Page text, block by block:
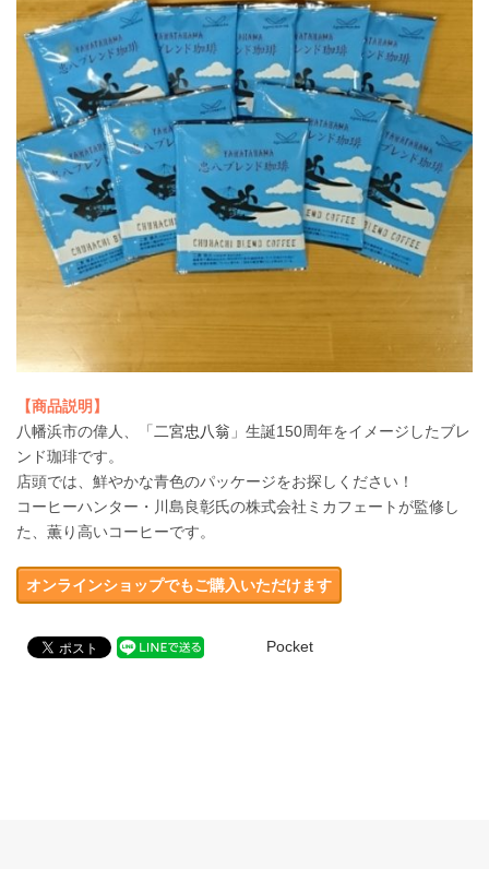
【商品説明】
八幡浜市の偉人、「 二宮忠八翁 」生誕150周年をイメージしたブレ
ンド珈琲です。
店頭では、鮮やかな青色のパッケージをお探しください！
コーヒーハンター・川島良彰氏の株式会社ミカフェートが監修し
た、薫り高いコーヒーです。
オンラインショップでもご購入いただけます
Pocket